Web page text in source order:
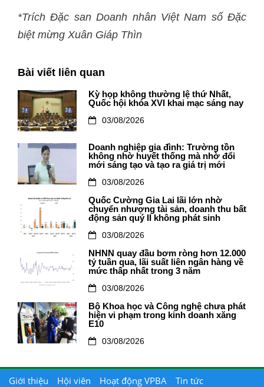
*Trích Đặc san Doanh nhân Việt Nam số Đặc
biệt mừng Xuân Giáp Thìn
Bài viết liên quan
Kỳ họp không thường lệ thứ Nhất,
Quốc hội khóa XVI khai mạc sáng nay
03/08/2026
Doanh nghiệp gia đình: Trường tồn
không nhờ huyết thống mà nhờ đổi
mới sáng tạo và tạo ra giá trị mới
03/08/2026
Quốc Cường Gia Lai lãi lớn nhờ
chuyển nhượng tài sản, doanh thu bất
động sản quý II không phát sinh
03/08/2026
NHNN quay đầu bơm ròng hơn 12.000
tỷ tuần qua, lãi suất liên ngân hàng về
mức thấp nhất trong 3 năm
03/08/2026
Bộ Khoa học và Công nghệ chưa phát
hiện vi phạm trong kinh doanh xăng
E10
03/08/2026
Giới thiệu Hội viên Hoạt động VPBA
Tin tức